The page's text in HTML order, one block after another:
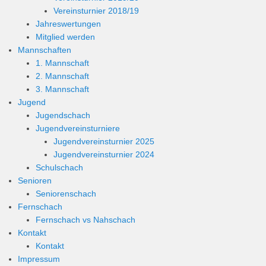
Vereinsturnier 2018/19
Jahreswertungen
Mitglied werden
Mannschaften
1. Mannschaft
2. Mannschaft
3. Mannschaft
Jugend
Jugendschach
Jugendvereinsturniere
Jugendvereinsturnier 2025
Jugendvereinsturnier 2024
Schulschach
Senioren
Seniorenschach
Fernschach
Fernschach vs Nahschach
Kontakt
Kontakt
Impressum